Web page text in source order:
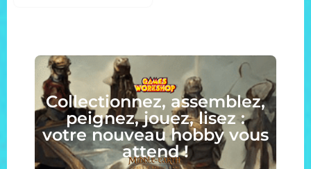
Collectionnez, assemblez,
peignez, jouez, lisez :
votre nouveau hobby vous
attend !